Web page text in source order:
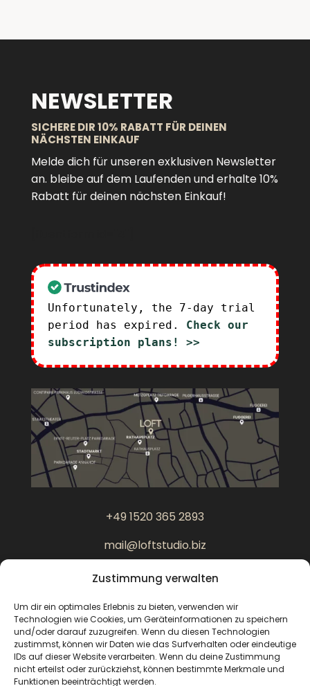
Zustimmung verwalten
Um dir ein optimales Erlebnis zu bieten, verwenden wir
Technologien wie Cookies, um Geräteinformationen zu speichern
und/oder darauf zuzugreifen. Wenn du diesen Technologien
zustimmst, können wir Daten wie das Surfverhalten oder eindeutige
IDs auf dieser Website verarbeiten. Wenn du deine Zustimmung
nicht erteilst oder zurückziehst, können bestimmte Merkmale und
Funktionen beeinträchtigt werden.
NEWSLETTER
SICHERE DIR 10% RABATT FÜR DEINEN
NÄCHSTEN EINKAUF
Melde dich für unseren exklusiven Newsletter
an. bleibe auf dem Laufenden und erhalte 10%
Rabatt für deinen nächsten Einkauf!
Unfortunately, the 7-day trial
period has expired. Check our
subscription plans! >>
+49 1520 365 2893
mail@loftstudio.biz
Am Perlachberg 2
86150 Augsburg